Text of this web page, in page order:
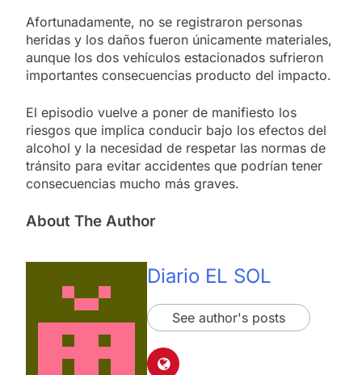
Afortunadamente, no se registraron personas
heridas y los daños fueron únicamente materiales,
aunque los dos vehículos estacionados sufrieron
importantes consecuencias producto del impacto.
El episodio vuelve a poner de manifiesto los
riesgos que implica conducir bajo los efectos del
alcohol y la necesidad de respetar las normas de
tránsito para evitar accidentes que podrían tener
consecuencias mucho más graves.
About The Author
Diario EL SOL
See author's posts